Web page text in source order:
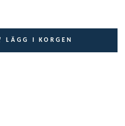
LÄGG I KORGEN